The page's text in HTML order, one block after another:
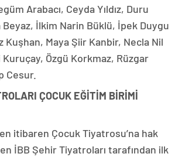
Arabacı, Ceyda Yıldız, Duru
Beyaz, İlkim Narin Büklü, İpek Duygu
Kuşhan, Maya Şiir Kanbir, Necla Nil
Kuruçay, Özgü Korkmaz, Rüzgar
Cesur.
ÇOCUK EĞİTİM BİRİMİ
itibaren Çocuk Tiyatrosu’na hak
İBB Şehir Tiyatroları tarafından ilk